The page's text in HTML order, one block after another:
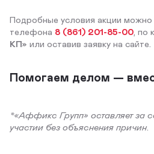
Подробные условия акции можно
телефона 8 (861) 201-85-00 , по
КП» или оставив заявку на сайте.
Помогаем делом —
*«Аффикс Групп» оставляет за
участии без объяснения причин.